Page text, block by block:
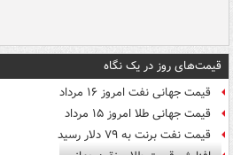
قیمت‌های روز در یک نگاه
قیمت جهانی نفت امروز ۱۶ مرداد
قیمت جهانی طلا امروز ۱۵ مرداد
قیمت نفت برنت به ۷۹ دلار رسید